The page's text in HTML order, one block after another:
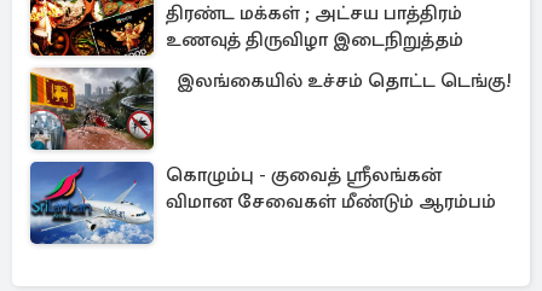
திரண்ட மக்கள் ; அட்சய பாத்திரம்
உணவுத் திருவிழா இடைநிறுத்தம்
இலங்கையில் உச்சம் தொட்ட டெங்கு!
கொழும்பு - குவைத் ஸ்ரீலங்கன்
விமான சேவைகள் மீண்டும் ஆரம்பம்